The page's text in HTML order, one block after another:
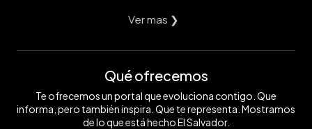
Ver mas ❯
Qué ofrecemos
Te ofrecemos un portal que evoluciona contigo. Que
informa, pero también inspira. Que te representa. Mostramos
de lo que está hecho El Salvador.